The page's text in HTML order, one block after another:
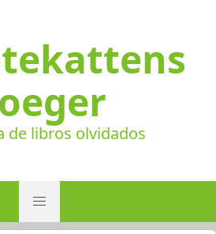
de libros olvidados